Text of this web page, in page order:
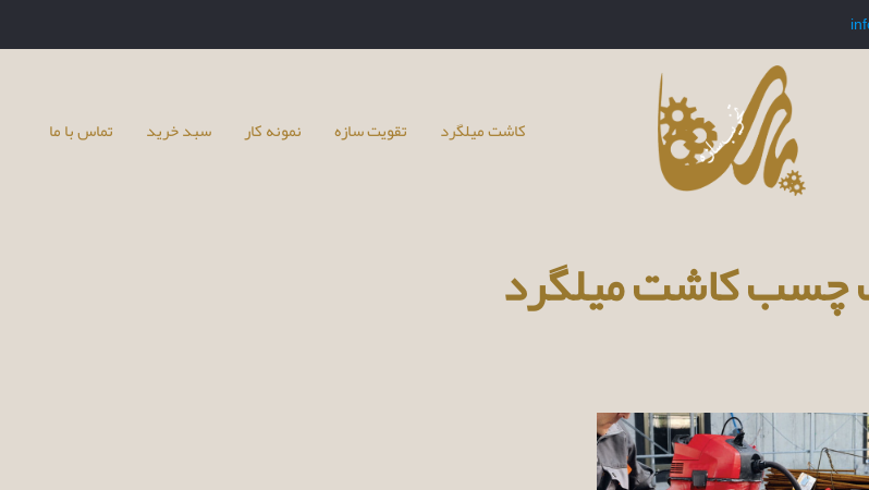
کاشت میلگرد تقویت سازه نمونه کار سبد خرید تماس با ما
چسب کاشت میلگرد